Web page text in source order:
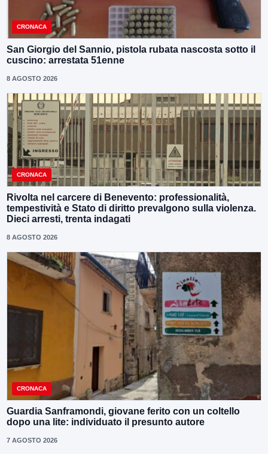
CRONACA
San Giorgio del Sannio, pistola rubata nascosta sotto il
cuscino: arrestata 51enne
8 AGOSTO 2026
CRONACA
Rivolta nel carcere di Benevento: professionalità,
tempestività e Stato di diritto prevalgono sulla violenza.
Dieci arresti, trenta indagati
8 AGOSTO 2026
CRONACA
Guardia Sanframondi, giovane ferito con un coltello
dopo una lite: individuato il presunto autore
7 AGOSTO 2026